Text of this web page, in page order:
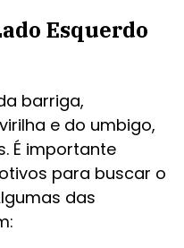
Esquerdo
barriga,
e do umbigo,
É importante
para buscar o
das